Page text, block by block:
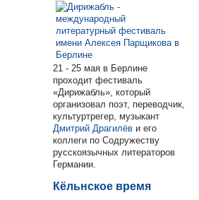
21 - 25 мая в Берлине
проходит фестиваль
«Дирижабль», который
организовал поэт, переводчик,
культуртрегер, музыкант
Дмитрий Драгилёв и его
коллеги по Содружеству
русскоязычных литераторов
Германии.
Кёльнское время